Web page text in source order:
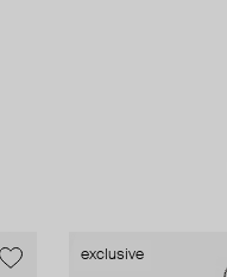
exclusive